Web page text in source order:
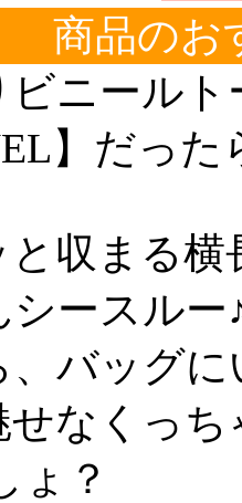
商品のお
ニール
】だっ
収まる
シースル
、バッグ
なくっ
ょ？